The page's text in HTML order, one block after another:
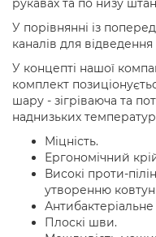
рукавах та по низу
У порівнянні із
каналів для
У концепті нашої
комплект
шару - зігріваюча та
наднизьких
Міцність.
Ергономічний
Високі проти-
утворенню
Плоскі шви.